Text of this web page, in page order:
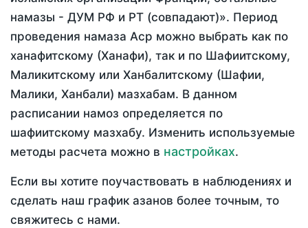
намазы - ДУМ РФ и РТ (совпадают)». Период
проведения намаза Аср можно выбрать как по
ханафитскому (Ханафи), так и по Шафиитскому,
Маликитскому или Ханбалитскому (Шафии,
Малики, Ханбали) мазхабам. В данном
расписании намоз определяется по
шафиитскому мазхабу. Изменить используемые
методы расчета можно в настройках.
Если вы хотите поучаствовать в наблюдениях и
сделать наш график азанов более точным, то
свяжитесь с нами.